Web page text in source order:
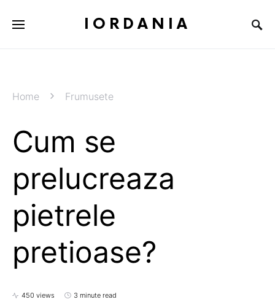
IORDANIA
Home Frumusete
Cum se
prelucreaza
pietrele
pretioase?
450 views 3 minute read